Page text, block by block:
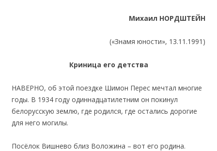
Михаил НОРДШТЕЙН
(«Знамя юности», 13.11.1991)
Криница его детства
НАВЕРНО, об этой поездке Шимон Перес мечтал многие
годы. В 1934 году одиннадцатилетним он покинул
белорусскую землю, где родился, где остались дорогие
для него могилы.
Посёлок Вишнево близ Воложина – вот его родина.